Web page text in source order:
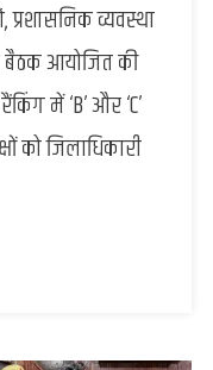
व्यवस्था
बैठक आयोजित की
में ‘B’ और ‘C’
को जिलाधिकारी